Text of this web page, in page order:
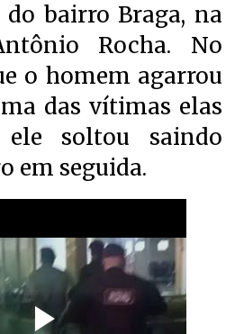
bairro Braga, na
Rocha. No
o homem agarrou
das vítimas elas
soltou saindo
em seguida.